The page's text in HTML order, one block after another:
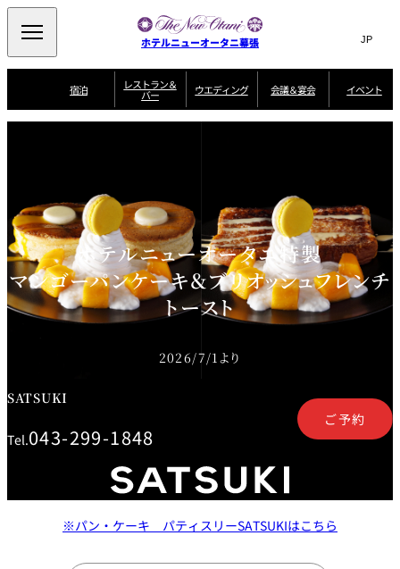
ホテルニューオータニ幕張 Search
サ
ト
内
検
開
閉
言
切
替
え
メ
閉
JP(日本語)
EN
宿泊
覧
誕生日や記念日の
お祝いに
～アニバーサリー
～ ～BREAKFAST～
ルームサービス
～ROOM SERVICE
～
よ
レストラン＆
バー
ビュッフェ
オールデイダイニング
SATSUKI
季処（日本料理）
千羽鶴 山茶花 一心
鉄板焼
パティスリー
SATSUKI
ラウンジ・バー
ウエディング
エ
デ
ィ
ン
グ
挙式 披露宴 料理・ケーキ
ウエディングスト
ーリー 独立型邸宅 資料請求
よくあるご質問
ホテルへのアクセ
ス
会議＆宴会
会
議
＆
宴
会
記念日・お祝いで
のご利用に
【宴会用】テイク
アウトメニュー
特
典
と
オ
シ
ョ
イベント
ホテルニューオータニ特製
マンゴーパンケーキ＆ブリオッシュフレンチ
トースト
2026/7/1より
SATSUKI
Tel.043-299-1848
ご予約
※パン・ケーキ パティスリーSATSUKIはこちら